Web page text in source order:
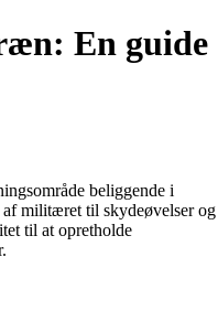
En guide
beliggende i
militæret til skydeøvelser og
til at opretholde